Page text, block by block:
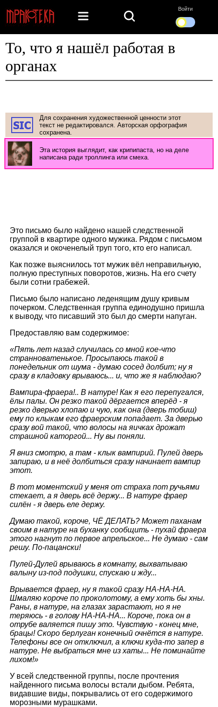
Войти
То, что я нашёл работая в
органах
Для сохранения художественной ценности этот
текст не редактировался. Авторская орфография
сохранена.
Эта история выглядит, как крипипаста, но на деле
написана ради троллинга или смеха.
Это письмо было найдено нашей следственной
группой в квартире одного мужика. Рядом с письмом
оказался и окоченелый труп того, кто его написал.
Как позже выяснилось тот мужик вёл неправильную,
полную преступных поворотов, жизнь. На его счету
были сотни грабежей.
Письмо было написано леденящим душу кривым
почерком. Следственная группа единодушно пришла
к выводу, что писавший это был до смерти напуган.
Предоставляю вам содержимое:
«Пять лет назад случилась со мной кое-что
странноватенькое. Просыпаюсь такой в
понедельник от шума - думаю сосед долбит; ну я
сразу в кладовку врываюсь... и, что же я наблюдаю?
Вампира-фраера!.. В натуре! Как я его перепугался,
ёлы палы. Он резко такой дёргается вперёд - я
резко дверью хлопаю и чую, как она (дверь тобиш)
ему по клыкам его фраерским попадает. За дверью
сразу вой такой, что волосы на яичках дрожат
страшной каторгой... Ну вы поняли.
Я вниз смотрю, а там - клык вампирий. Пулей дверь
запираю, и в неё долбиться сразу начинает вампир
этот.
В тот моментский у меня от страха пот ручьями
стекает, а я дверь всё держу... В натуре фраер
силён - я дверь еле держу.
Думаю такой, короче, ЧЁ ДЕЛАТЬ? Может паханам
своим в натуре на буханку сообщить - пухай фраера
этого нагнут по первое апрельское... Не думаю - сам
решу. По-пацански!
Пулей-Дулей врываюсь в комнату, выхватываю
валыну из-под подушки, спускаю и жду...
Врывается фраер, ну я такой сразу НА-НА-НА.
Шмаляю короче по проколотому, а ему хоть бы хны.
Раны, в натуре, на глазах зарастают, но я не
теряюсь - в голову НА-НА-НА... Короче, пока он в
отрубе валяется пишу это. Чувствую - конец мне,
брацы! Скоро берлуган конечный очнётся в натуре.
Телефоны все он отключил, а ключи куда-то запер в
натуре. Не выбраться мне из хаты... Не поминайте
лихом!»
У всей следственной группы, после прочтения
найденного письма волосы встали дыбом. Ребята,
видавшие виды, покрывались от его содержимого
морозными мурашками.